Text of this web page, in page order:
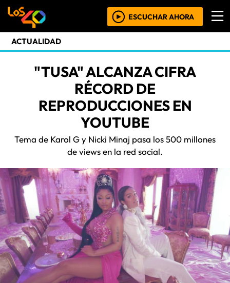
ESCUCHAR AHORA
ACTUALIDAD
"TUSA" ALCANZA CIFRA
RÉCORD DE
REPRODUCCIONES EN
YOUTUBE
Tema de Karol G y Nicki Minaj pasa los 500 millones
de views en la red social.